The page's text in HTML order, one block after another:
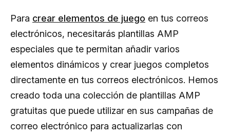
Para crear elementos de juego en tus correos
electrónicos, necesitarás plantillas AMP
especiales que te permitan añadir varios
elementos dinámicos y crear juegos completos
directamente en tus correos electrónicos. Hemos
creado toda una colección de plantillas AMP
gratuitas que puede utilizar en sus campañas de
correo electrónico para actualizarlas con